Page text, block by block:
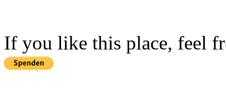
If you like this place, feel